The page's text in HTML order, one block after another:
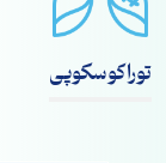
توراکوسکوپی